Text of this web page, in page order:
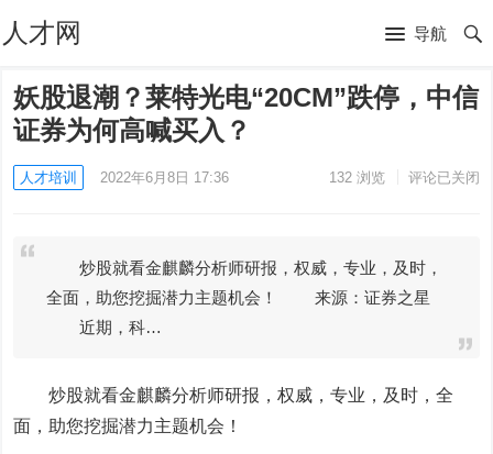
人才网 导航
妖股退潮？莱特光电“20CM”跌停，中信
证券为何高喊买入？
人才培训 2022年6月8日 17:36 132浏览 评论已关闭
炒股就看金麒麟分析师研报，权威，专业，及时，
全面，助您挖掘潜力主题机会！ 来源：证券之星
近期，科…
炒股就看金麒麟分析师研报，权威，专业，及时，全
面，助您挖掘潜力主题机会！